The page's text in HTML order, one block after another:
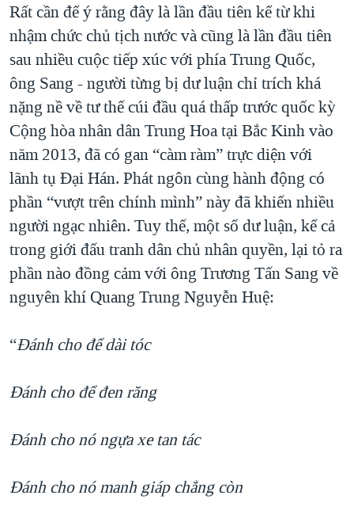
Rất cần để ý rằng đây là lần đầu tiên kể từ khi
nhậm chức chủ tịch nước và cũng là lần đầu tiên
sau nhiều cuộc tiếp xúc với phía Trung Quốc,
ông Sang - người từng bị dư luận chỉ trích khá
nặng nề về tư thế cúi đầu quá thấp trước quốc kỳ
Cộng hòa nhân dân Trung Hoa tại Bắc Kinh vào
năm 2013, đã có gan “càm ràm” trực diện với
lãnh tụ Đại Hán. Phát ngôn cùng hành động có
phần “vượt trên chính mình” này đã khiến nhiều
người ngạc nhiên. Tuy thế, một số dư luận, kể cả
trong giới đấu tranh dân chủ nhân quyền, lại tỏ ra
phần nào đồng cảm với ông Trương Tấn Sang về
nguyên khí Quang Trung Nguyễn Huệ:
“Đánh cho để dài tóc
Đánh cho để đen răng
Đánh cho nó ngựa xe tan tác
Đánh cho nó manh giáp chẳng còn